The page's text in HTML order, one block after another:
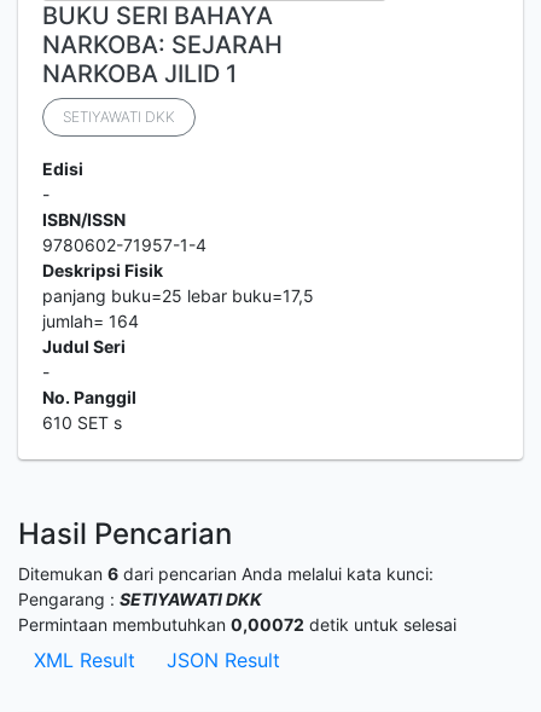
BUKU SERI BAHAYA
NARKOBA: SEJARAH
NARKOBA JILID 1
SETIYAWATI DKK
Edisi
-
ISBN/ISSN
9780602-71957-1-4
Deskripsi Fisik
panjang buku=25 lebar buku=17,5
jumlah= 164
Judul Seri
-
No. Panggil
610 SET s
Hasil Pencarian
Ditemukan 6 dari pencarian Anda melalui kata kunci:
Pengarang : SETIYAWATI DKK
Permintaan membutuhkan 0,00072 detik untuk selesai
XML Result JSON Result